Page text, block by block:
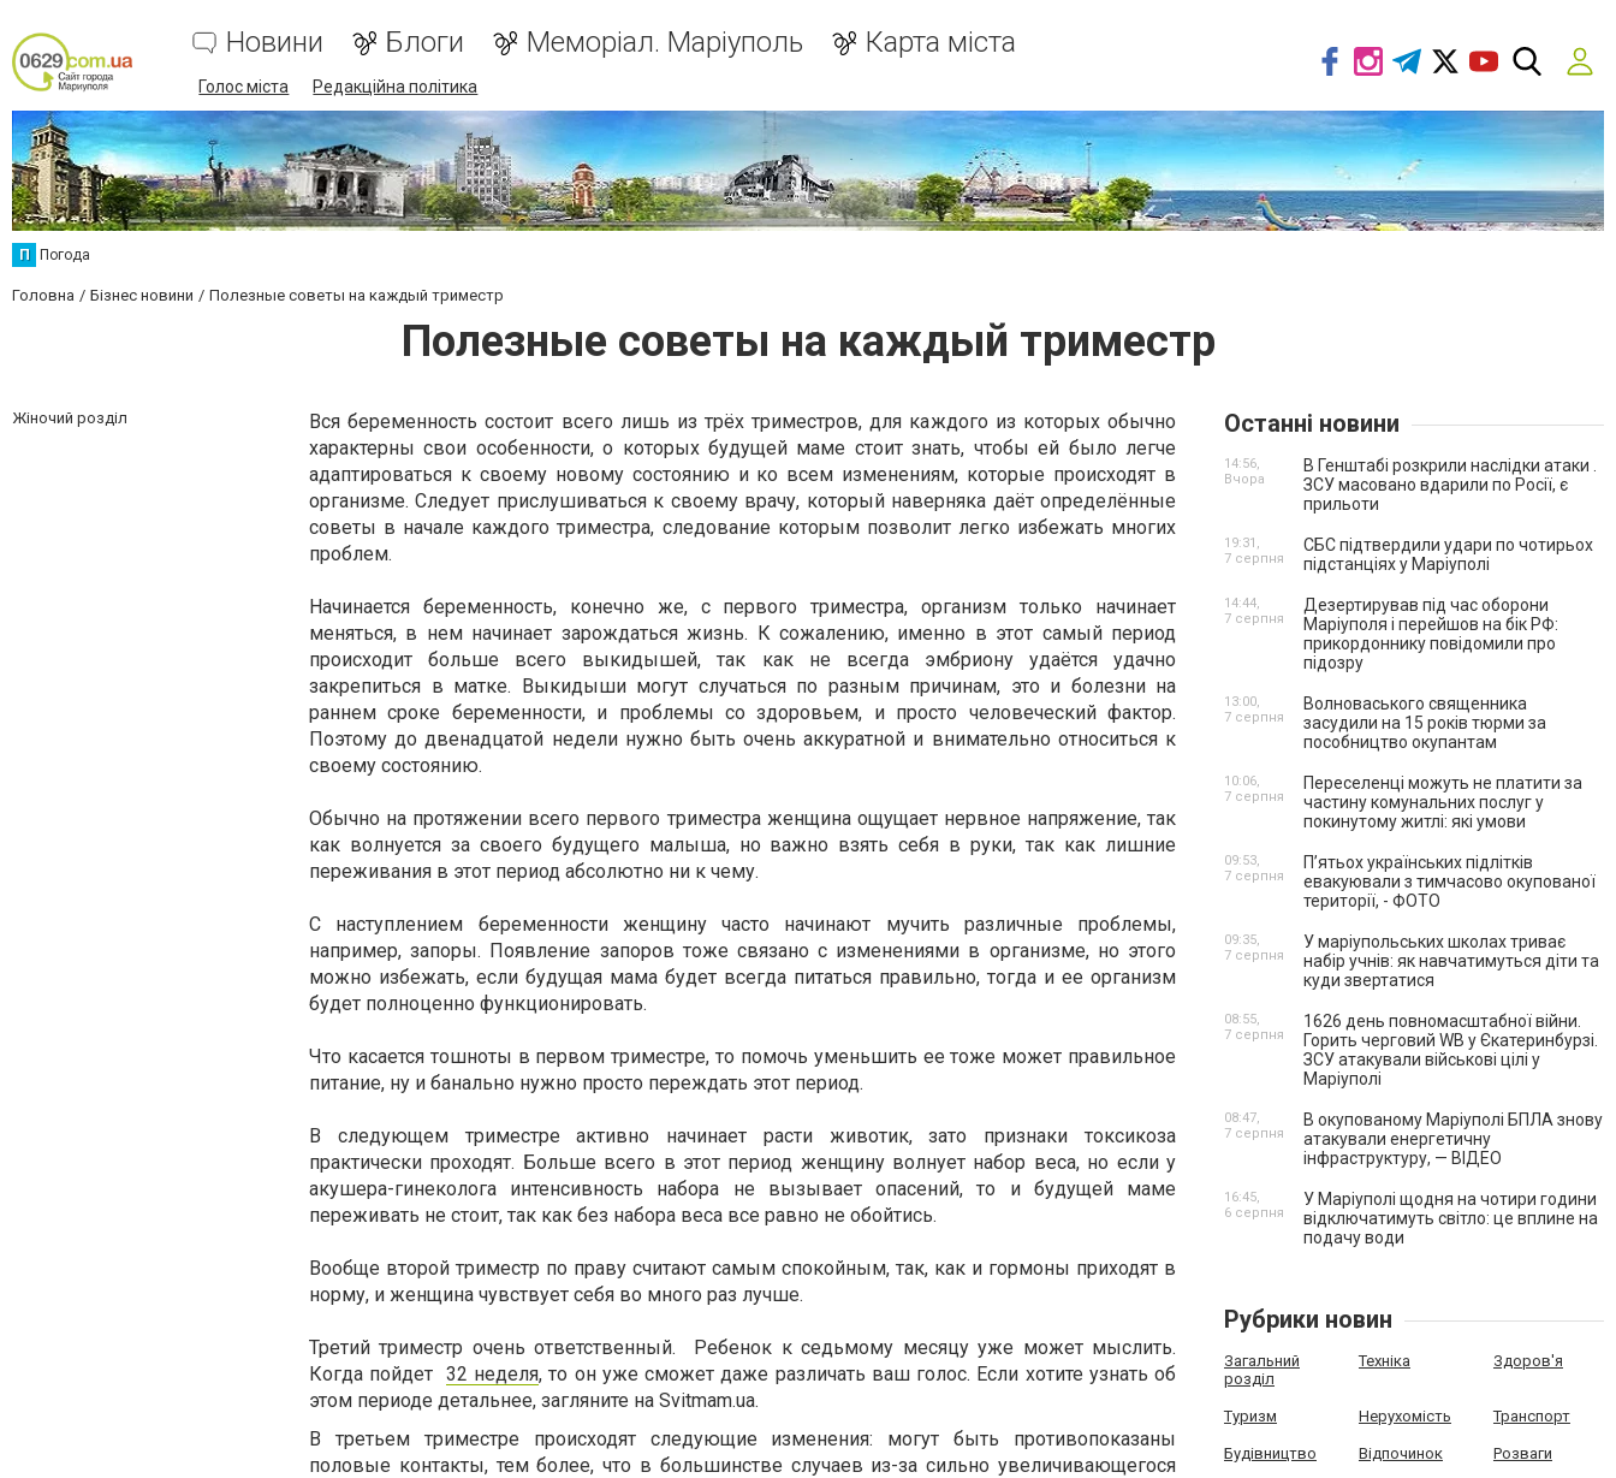
Новини Блоги Меморіал. Маріуполь Карта міста
Голос міста Редакційна політика
П Погода
Головна Бізнес новини Полезные советы на каждый триместр
Полезные советы на каждый триместр
Жіночий розділ
Вся беременность состоит всего лишь из трёх триместров, для каждого из которых обычно
характерны свои особенности, о которых будущей маме стоит знать, чтобы ей было легче
адаптироваться к своему новому состоянию и ко всем изменениям, которые происходят в
организме. Следует прислушиваться к своему врачу, который наверняка даёт определённые
советы в начале каждого триместра, следование которым позволит легко избежать многих
проблем.
Начинается беременность, конечно же, с первого триместра, организм только начинает
меняться, в нем начинает зарождаться жизнь. К сожалению, именно в этот самый период
происходит больше всего выкидышей, так как не всегда эмбриону удаётся удачно
закрепиться в матке. Выкидыши могут случаться по разным причинам, это и болезни на
раннем сроке беременности, и проблемы со здоровьем, и просто человеческий фактор.
Поэтому до двенадцатой недели нужно быть очень аккуратной и внимательно относиться к
своему состоянию.
Обычно на протяжении всего первого триместра женщина ощущает нервное напряжение, так
как волнуется за своего будущего малыша, но важно взять себя в руки, так как лишние
переживания в этот период абсолютно ни к чему.
С наступлением беременности женщину часто начинают мучить различные проблемы,
например, запоры. Появление запоров тоже связано с изменениями в организме, но этого
можно избежать, если будущая мама будет всегда питаться правильно, тогда и ее организм
будет полноценно функционировать.
Что касается тошноты в первом триместре, то помочь уменьшить ее тоже может правильное
питание, ну и банально нужно просто переждать этот период.
В следующем триместре активно начинает расти животик, зато признаки токсикоза
практически проходят. Больше всего в этот период женщину волнует набор веса, но если у
акушера-гинеколога интенсивность набора не вызывает опасений, то и будущей маме
переживать не стоит, так как без набора веса все равно не обойтись.
Вообще второй триместр по праву считают самым спокойным, так, как и гормоны приходят в
норму, и женщина чувствует себя во много раз лучше.
Третий триместр очень ответственный. Ребенок к седьмому месяцу уже может мыслить.
Когда пойдет 32 неделя, то он уже сможет даже различать ваш голос. Если хотите узнать об
этом периоде детальнее, загляните на Svitmam.ua.
В третьем триместре происходят следующие изменения: могут быть противопоказаны
половые контакты, тем более, что в большинстве случаев из-за сильно увеличивающегося
Останні новини
В Генштабі розкрили наслідки атаки .
ЗСУ масовано вдарили по Росії, є
прильоти
14:56,
Вчора
СБС підтвердили удари по чотирьох
підстанціях у Маріуполі
19:31,
7 серпня
Дезертирував під час оборони
Маріуполя і перейшов на бік РФ:
прикордоннику повідомили про
підозру
14:44,
7 серпня
Волноваського священника
засудили на 15 років тюрми за
пособництво окупантам
13:00,
7 серпня
Переселенці можуть не платити за
частину комунальних послуг у
покинутому житлі: які умови
10:06,
7 серпня
П’ятьох українських підлітків
евакуювали з тимчасово окупованої
території, - ФОТО
09:53,
7 серпня
У маріупольських школах триває
набір учнів: як навчатимуться діти та
куди звертатися
09:35,
7 серпня
1626 день повномасштабної війни.
Горить черговий WB у Єкатеринбурзі.
ЗСУ атакували військові цілі у
Маріуполі
08:55,
7 серпня
В окупованому Маріуполі БПЛА знову
атакували енергетичну
інфраструктуру, — ВІДЕО
08:47,
7 серпня
У Маріуполі щодня на чотири години
відключатимуть світло: це вплине на
подачу води
16:45,
6 серпня
Рубрики новин
Загальний
розділ
Техніка Здоров'я
Туризм Нерухомість Транспорт
Будівництво Відпочинок Розваги